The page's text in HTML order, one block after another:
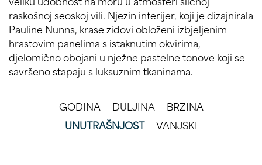
raskošnoj seoskoj vili. Njezin interijer, koji je dizajnirala
Pauline Nunns, krase zidovi obloženi izbjeljenim
hrastovim panelima s istaknutim okvirima,
djelomično obojani u nježne pastelne tonove koji se
savršeno stapaju s luksuznim tkaninama.
GODINA DULJINA
BRZINA
UNUTRAŠNJOST
VANJSKI